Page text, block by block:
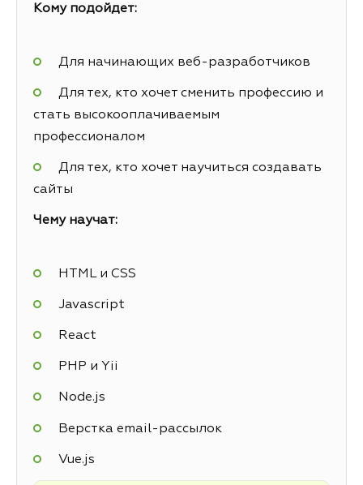
Кому подойдет:
Для начинающих веб-разработчиков
Для тех, кто хочет сменить профессию и
стать высокооплачиваемым
профессионалом
Для тех, кто хочет научиться создавать
сайты
Чему научат:
HTML и CSS
Javascript
React
PHP и Yii
Node.js
Верстка email-рассылок
Vue.js